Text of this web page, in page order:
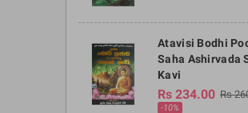
Atavisi Bodhi
Saha Ashirvada
Kavi
Rs 234.00 Rs
-10%